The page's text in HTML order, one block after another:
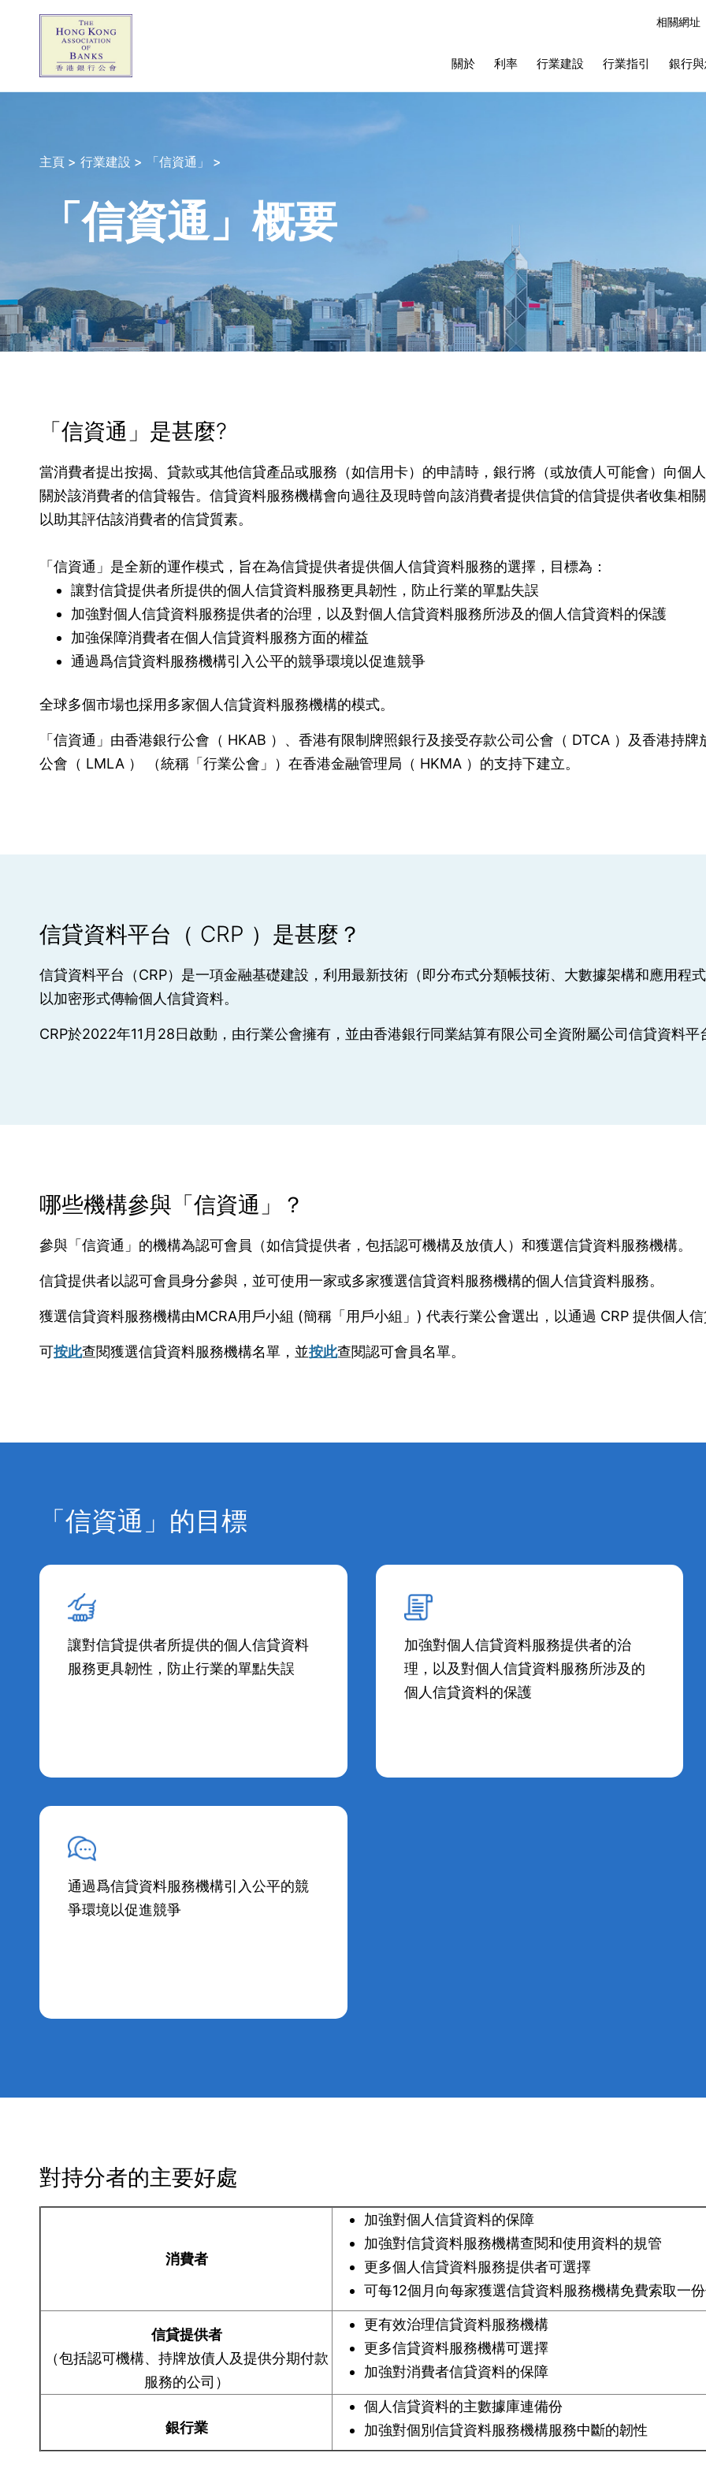
相關網址
關於 利率 行業建設 行業指引 銀行
主頁 > 行業建設 > 「信資通」 >
「信資通」概要
「信資通」是甚麼?
當消費者提出按揭、貸款或其他信貸產品或服務（如信用卡）的申請時，銀行將（或放債人可能會）向個
關於該消費者的信貸報告。信貸資料服務機構會向過往及現時曾向該消費者提供信貸的信貸提供者收集相
以助其評估該消費者的信貸質素。
「信資通」是全新的運作模式，旨在為信貸提供者提供個人信貸資料服務的選擇，目標為：
讓對信貸提供者所提供的個人信貸資料服務更具韌性，防止行業的單點失誤
加強對個人信貸資料服務提供者的治理，以及對個人信貸資料服務所涉及的個人信貸資料的保護
加強保障消費者在個人信貸資料服務方面的權益
通過爲信貸資料服務機構引入公平的競爭環境以促進競爭
全球多個市場也採用多家個人信貸資料服務機構的模式。
「信資通」由香港銀行公會（ HKAB ）、香港有限制牌照銀行及接受存款公司公會（ DTCA ）及香港持牌
公會（ LMLA ） （統稱「行業公會」）在香港金融管理局（ HKMA ）的支持下建立。
信貸資料平台（ CRP ）是甚麼？
信貸資料平台（CRP）是一項金融基礎建設，利用最新技術（即分布式分類帳技術、大數據架構和應用程
以加密形式傳輸個人信貸資料。
CRP於2022年11月28日啟動，由行業公會擁有，並由香港銀行同業結算有限公司全資附屬公司信貸資料平
哪些機構參與「信資通」？
參與「信資通」的機構為認可會員（如信貸提供者，包括認可機構及放債人）和獲選信貸資料服務機構。
信貸提供者以認可會員身分參與，並可使用一家或多家獲選信貸資料服務機構的個人信貸資料服務。
獲選信貸資料服務機構由MCRA用戶小組 (簡稱「用戶小組」) 代表行業公會選出，以通過 CRP 提供個人信
可按此查閱獲選信貸資料服務機構名單，並按此查閱認可會員名單。
「信資通」的目標
讓對信貸提供者所提供的個人信貸資料
服務更具韌性，防止行業的單點失誤
加強對個人信貸資料服務提供者的治
理，以及對個人信貸資料服務所涉及的
個人信貸資料的保護
通過爲信貸資料服務機構引入公平的競
爭環境以促進競爭
對持分者的主要好處
消費者
加強對個人信貸資料的保障
加強對信貸資料服務機構查閱和使用資料的規管
更多個人信貸資料服務提供者可選擇
可每12個月向每家獲選信貸資料服務機構免費索取一
信貸提供者
（包括認可機構、持牌放債人及提供分期付款
服務的公司）
更有效治理信貸資料服務機構
更多信貸資料服務機構可選擇
加強對消費者信貸資料的保障
銀行業
個人信貸資料的主數據庫連備份
加強對個別信貸資料服務機構服務中斷的韌性